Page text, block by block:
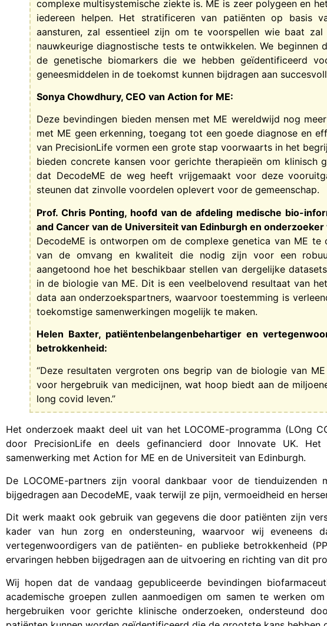
complexe multisystemische ziekte is. ME is zeer polygeen en
iedereen helpen. Het stratificeren van patiënten op basis
aansturen, zal essentieel zijn om te voorspellen wie baat
nauwkeurige diagnostische tests te ontwikkelen. We
de genetische biomarkers die we hebben geïdentificeerd
geneesmiddelen in de toekomst kunnen bijdragen aan
Sonya Chowdhury, CEO van Action for ME:
Deze bevindingen bieden mensen met ME wereldwijd nog
met ME geen erkenning, toegang tot een goede diagnose en
van PrecisionLife vormen een grote stap voorwaarts in het
bieden concrete kansen voor gerichte therapieën om
dat DecodeME de weg heeft vrijgemaakt voor deze
steunen dat zinvolle voordelen oplevert voor de gemeenschap.
Prof. Chris Ponting, hoofd van de afdeling medische bio-
and Cancer van de Universiteit van Edinburgh en
DecodeME is ontworpen om de complexe genetica van ME
van de omvang en kwaliteit die nodig zijn voor een
aangetoond hoe het beschikbaar stellen van dergelijke
in de biologie van ME. Dit is een veelbelovend resultaat van
data aan onderzoekspartners, waarvoor toestemming is
toekomstige samenwerkingen mogelijk te maken.
Helen Baxter, patiëntenbelangenbehartiger en
betrokkenheid:
“Deze resultaten vergroten ons begrip van de biologie van
voor hergebruik van medicijnen, wat hoop biedt aan de
long covid leven.”
Het onderzoek maakt deel uit van het LOCOME-programma (LOng
door PrecisionLife en deels gefinancierd door Innovate UK. Het
samenwerking met Action for ME en de Universiteit van Edinburgh.
De LOCOME-partners zijn vooral dankbaar voor de tienduizenden
bijgedragen aan DecodeME, vaak terwijl ze pijn, vermoeidheid en
Dit werk maakt ook gebruik van gegevens die door patiënten zijn
kader van hun zorg en ondersteuning, waarvoor wij eveneens
vertegenwoordigers van de patiënten- en publieke betrokkenheid
ervaringen hebben bijgedragen aan de uitvoering en richting van dit
Wij hopen dat de vandaag gepubliceerde bevindingen
academische groepen zullen aanmoedigen om samen te werken
hergebruiken voor gerichte klinische onderzoeken, ondersteund